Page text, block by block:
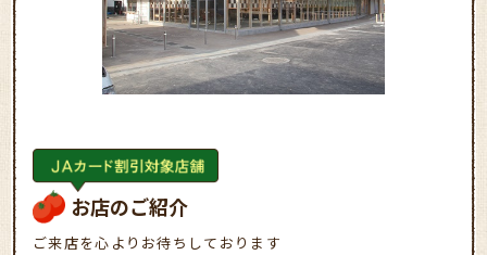
お店のご紹介
ご来店を心よりお待ちしております